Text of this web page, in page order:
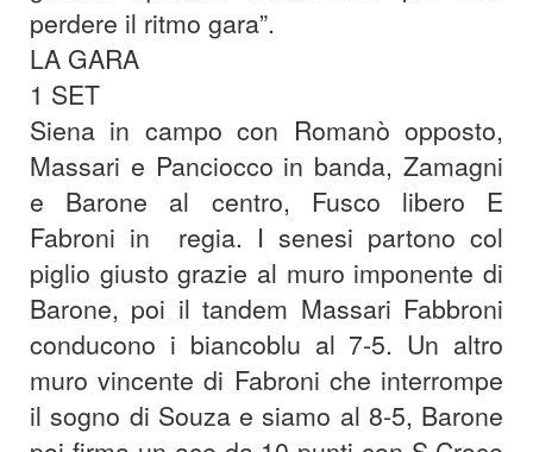
perdere il ritmo gara”.
LA GARA
1 SET
Siena in campo con Romanò opposto,
Massari e Panciocco in banda, Zamagni
e Barone al centro, Fusco libero E
Fabroni in regia. I senesi partono col
piglio giusto grazie al muro imponente di
Barone, poi il tandem Massari Fabbroni
conducono i biancoblu al 7-5. Un altro
muro vincente di Fabroni che interrompe
il sogno di Souza e siamo al 8-5, Barone